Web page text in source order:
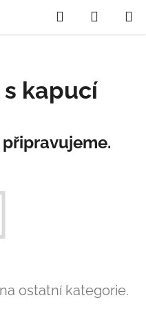
Hledat
KOŠÍK
s kapucí
ostatní kategorie.